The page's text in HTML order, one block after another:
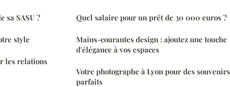
sa SASU ?
style
les relations
Quel salaire pour un prêt de 30 000 euros ?
Mains-courantes design : ajoutez une touche
d'élégance à vos espaces
Votre photographe à Lyon pour des souvenirs
parfaits